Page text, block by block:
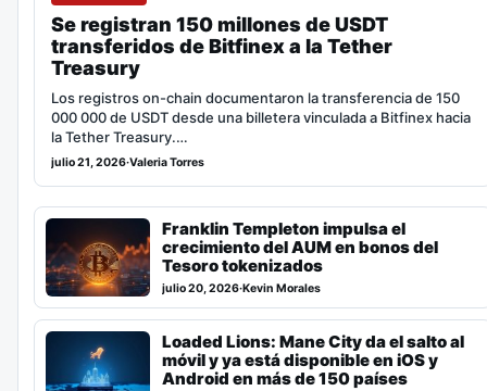
Se registran 150 millones de USDT
transferidos de Bitfinex a la Tether
Treasury
Los registros on-chain documentaron la transferencia de 150
000 000 de USDT desde una billetera vinculada a Bitfinex hacia
la Tether Treasury.…
julio 21, 2026·Valeria Torres
Franklin Templeton impulsa el
crecimiento del AUM en bonos del
Tesoro tokenizados
julio 20, 2026·Kevin Morales
Loaded Lions: Mane City da el salto al
móvil y ya está disponible en iOS y
Android en más de 150 países